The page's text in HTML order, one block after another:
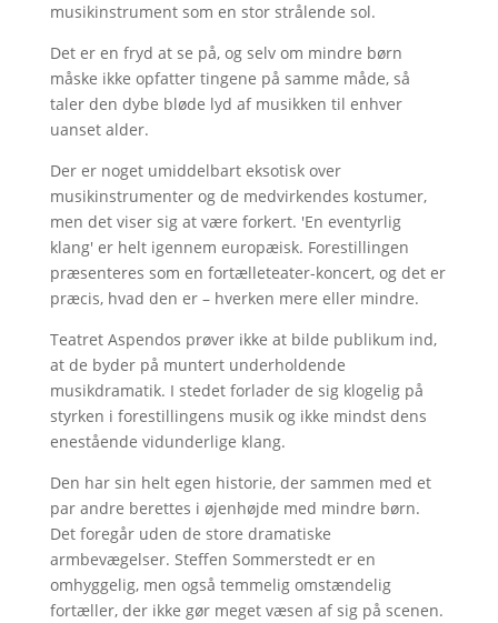
musikinstrument som en stor strålende sol.
Det er en fryd at se på, og selv om mindre børn
måske ikke opfatter tingene på samme måde, så
taler den dybe bløde lyd af musikken til enhver
uanset alder.
Der er noget umiddelbart eksotisk over
musikinstrumenter og de medvirkendes kostumer,
men det viser sig at være forkert. 'En eventyrlig
klang' er helt igennem europæisk. Forestillingen
præsenteres som en fortælleteater-koncert, og det er
præcis, hvad den er – hverken mere eller mindre.
Teatret Aspendos prøver ikke at bilde publikum ind,
at de byder på muntert underholdende
musikdramatik. I stedet forlader de sig klogelig på
styrken i forestillingens musik og ikke mindst dens
enestående vidunderlige klang.
Den har sin helt egen historie, der sammen med et
par andre berettes i øjenhøjde med mindre børn.
Det foregår uden de store dramatiske
armbevægelser. Steffen Sommerstedt er en
omhyggelig, men også temmelig omstændelig
fortæller, der ikke gør meget væsen af sig på scenen.